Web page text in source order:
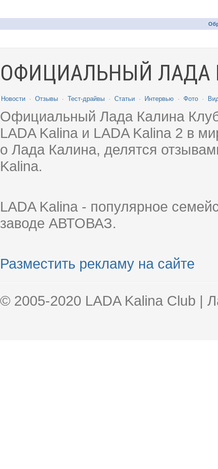
ОФИЦИАЛЬНЫЙ ЛАДА
Новости · Отзывы · Тест-драйвы · Статьи · Интервью · Фото ·
Официальный Лада Калина
LADA Kalina и LADA Kalina 2 в
о Лада Калина, делятся
Kalina.
LADA Kalina - популярное
заводе АВТОВАЗ.
Разместить рекламу на сайте
© 2005-2020 LADA Kalina Club |